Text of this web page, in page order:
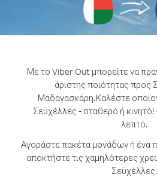
Με το Viber Out μπορείτε να
άριστης ποιότητας προς
Μαδαγασκάρη.Καλέστε
Σεϋχέλλες - σταθερό ή
λεπτό.
Αγοράστε πακέτα μονάδων ή ένα
αποκτήστε τις χαμηλότερες
Σεϋχέλλες.